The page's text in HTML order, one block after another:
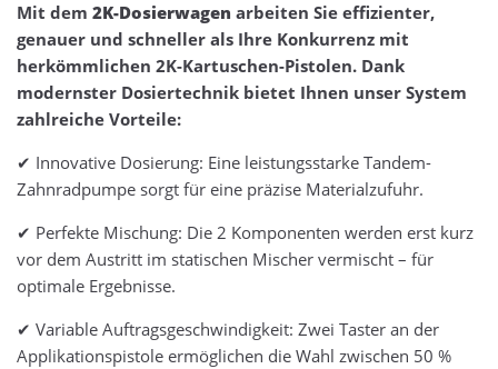
Mit dem 2K-Dosierwagen arbeiten Sie effizienter,
genauer und schneller als Ihre Konkurrenz mit
herkömmlichen 2K-Kartuschen-Pistolen. Dank
modernster Dosiertechnik bietet Ihnen unser System
zahlreiche Vorteile:
✔ Innovative Dosierung: Eine leistungsstarke Tandem-
Zahnradpumpe sorgt für eine präzise Materialzufuhr.
✔ Perfekte Mischung: Die 2 Komponenten werden erst kurz
vor dem Austritt im statischen Mischer vermischt – für
optimale Ergebnisse.
✔ Variable Auftragsgeschwindigkeit: Zwei Taster an der
Applikationspistole ermöglichen die Wahl zwischen 50 %